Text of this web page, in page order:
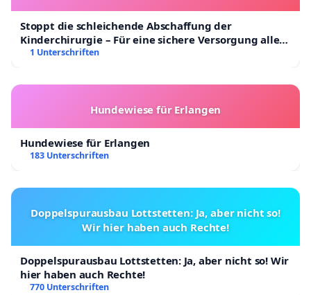
Stoppt die schleichende Abschaffung der
Kinderchirurgie – Für eine sichere Versorgung aller
Kinder in Deutschland
1 Unterschriften
Hundewiese für Erlangen
Hundewiese für Erlangen
183 Unterschriften
Doppelspurausbau Lottstetten: Ja, aber nicht so!
Wir hier haben auch Rechte!
Doppelspurausbau Lottstetten: Ja, aber nicht so! Wir
hier haben auch Rechte!
770 Unterschriften